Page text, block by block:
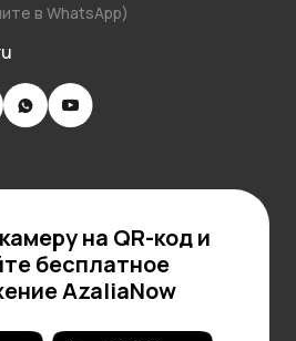
в WhatsApp)
на QR-код и
бесплатное
AzaliaNow